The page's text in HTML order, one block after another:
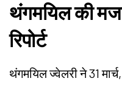
थंगमयिल की
रिपोर्ट
थंगमयिल ज्वेलरी ने 31